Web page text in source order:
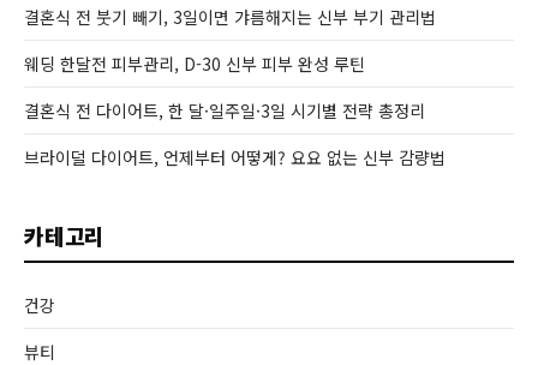
결혼식 전 붓기 빼기, 3일이면 갸름해지는 신부 부기 관리법
웨딩 한달전 피부관리, D-30 신부 피부 완성 루틴
결혼식 전 다이어트, 한 달·일주일·3일 시기별 전략 총정리
브라이덜 다이어트, 언제부터 어떻게? 요요 없는 신부 감량법
카테고리
건강
뷰티